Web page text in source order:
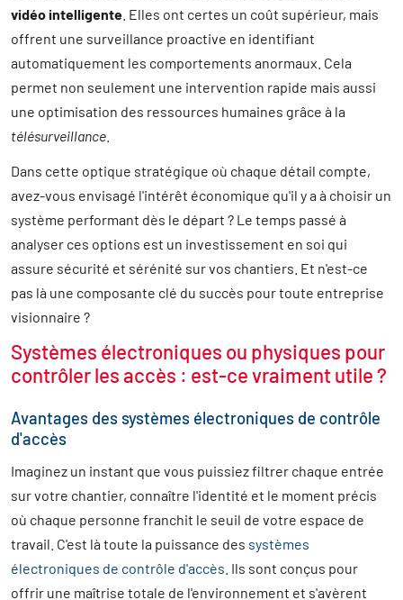
vidéo intelligente . Elles ont certes un coût supérieur, mais
offrent une surveillance proactive en identifiant
automatiquement les comportements anormaux. Cela
permet non seulement une intervention rapide mais aussi
une optimisation des ressources humaines grâce à la
télésurveillance
Dans cette optique stratégique où chaque détail compte,
avez-vous envisagé l'intérêt économique qu'il y a à choisir un
système performant dès le départ ? Le temps passé à
analyser ces options est un investissement en soi qui
assure sécurité et sérénité sur vos chantiers. Et n'est-ce
pas là une composante clé du succès pour toute entreprise
visionnaire ?
Systèmes électroniques ou physiques pour
contrôler les accès : est-ce vraiment utile ?
Avantages des systèmes électroniques de contrôle
d'accès
Imaginez un instant que vous puissiez filtrer chaque entrée
sur votre chantier, connaître l'identité et le moment précis
où chaque personne franchit le seuil de votre espace de
travail. C'est là toute la puissance des systèmes
électroniques de contrôle d'accès . Ils sont conçus pour
offrir une maîtrise totale de l'environnement et s'avèrent